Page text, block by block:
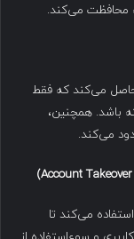
می‌کند که فقط
باشد. همچنین،
می‌کند.
می‌کند تا